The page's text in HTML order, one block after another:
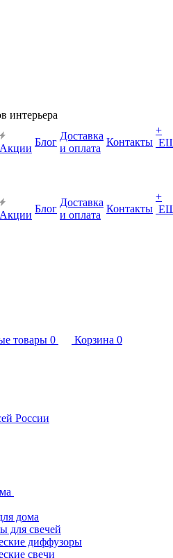
интерьера
Акции
Блог
Доставка
и оплата
Контакты
+
Акции
Блог
Доставка
и оплата
Контакты
+
товары 0 Корзина 0
России
дома
для свечей
диффузоры
свечи